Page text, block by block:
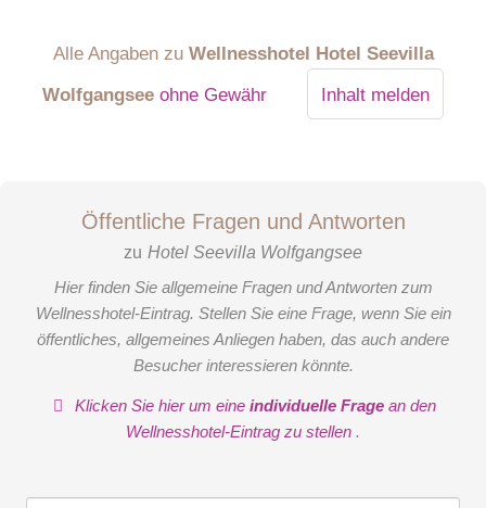
Alle Angaben zu Wellnesshotel Hotel Seevilla
Wolfgangsee ohne Gewähr Inhalt melden
Öffentliche Fragen und Antworten
zu Hotel Seevilla Wolfgangsee
Hier finden Sie allgemeine Fragen und Antworten zum
Wellnesshotel-Eintrag. Stellen Sie eine Frage, wenn Sie ein
öffentliches, allgemeines Anliegen haben, das auch andere
Besucher interessieren könnte.
Klicken Sie hier um eineindividuelle Frage an den
Wellnesshotel-Eintrag zu stellen .